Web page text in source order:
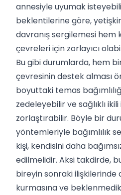
annesiyle uyumak
beklentilerine göre,
davranış sergilemesi hem
çevreleri için zorlayıcı
Bu gibi durumlarda, hem
çevresinin destek alması
boyuttaki temas
zedeleyebilir ve sağlıklı
zorlaştırabilir. Böyle bir
yöntemleriyle bağımlılık
kişi, kendisini daha
edilmelidir. Aksi takdirde,
bireyin sonraki ilişkilerinde
kurmasına ve